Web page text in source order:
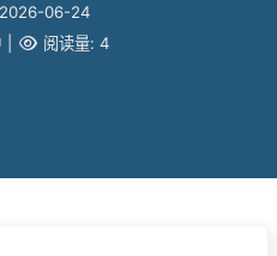
2026-06-24
阅读量: 4